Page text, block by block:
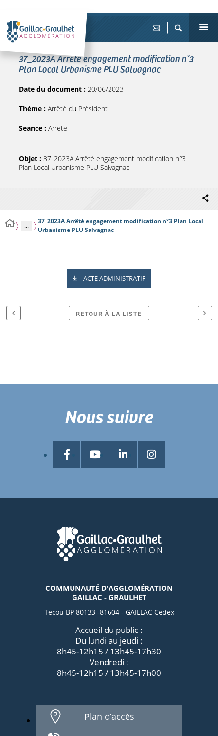
37_2023A Arrêté engagement modification n°3
Plan Local Urbanisme PLU Salvagnac
Date du document : 20/06/2023
Théme : Arrêté du Président
Séance : Arrêté
Objet : 37_2023A Arrêté engagement modification n°3
Plan Local Urbanisme PLU Salvagnac
...
37_2023A Arrêté engagement modification n°3 Plan Local
Urbanisme PLU Salvagnac
ACTE ADMINISTRATIF
RETOUR À LA LISTE
COMMUNAUTÉ D'AGGLOMÉRATION
GAILLAC - GRAULHET
Técou BP 80133 -81604 - GAILLAC Cedex
Accueil du public :
Du lundi au jeudi :
8h45-12h15 / 13h45-17h30
Vendredi :
8h45-12h15 / 13h45-17h00
Plan d’accès
Nous suivre